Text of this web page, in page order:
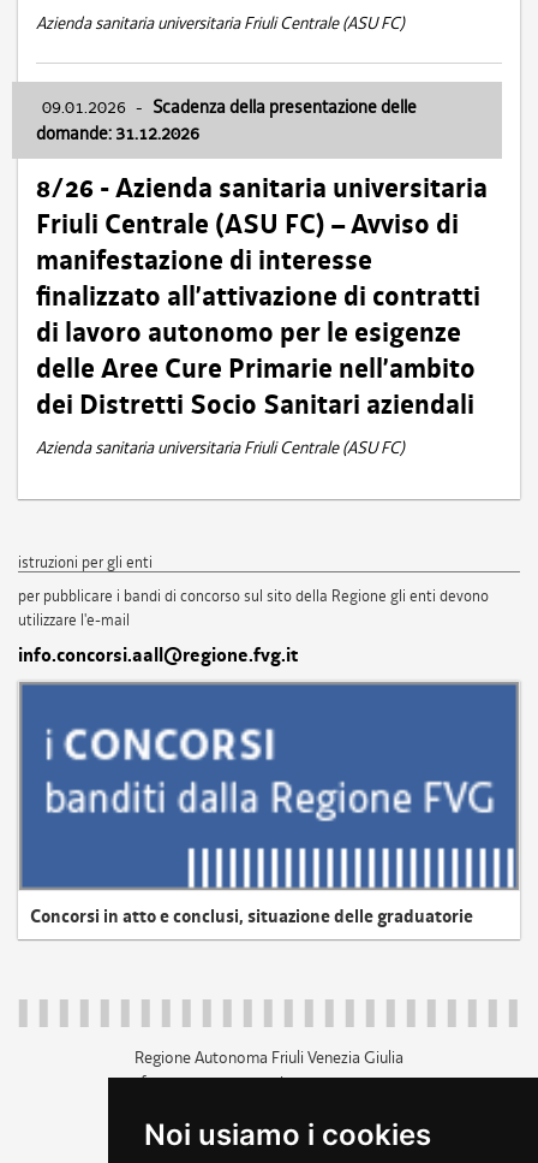
Noi usiamo i cookies
Azienda sanitaria universitaria Friuli Centrale (ASU FC)
09.01.2026 - Scadenza della presentazione delle
domande: 31.12.2026
8/26 - Azienda sanitaria universitaria
Friuli Centrale (ASU FC) – Avviso di
manifestazione di interesse
finalizzato all’attivazione di contratti
di lavoro autonomo per le esigenze
delle Aree Cure Primarie nell’ambito
dei Distretti Socio Sanitari aziendali
Azienda sanitaria universitaria Friuli Centrale (ASU FC)
istruzioni per gli enti
per pubblicare i bandi di concorso sul sito della Regione gli enti devono
utilizzare l'e-mail
info.concorsi.aall@regione.fvg.it
Concorsi in atto e conclusi, situazione delle graduatorie
Regione Autonoma Friuli Venezia Giulia
c.f. 80014930327; p.iva 00526040324
+39 040 3771111